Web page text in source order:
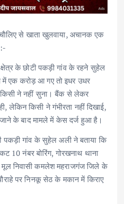
से खाता खुलवाया, अचानक एक
के छोटी पकड़ी गांव के रहने सुहेल
में एक करोड़ आ गए तो इधर उधर
ने नहीं सुना। बैंक से लेकर
लेकिन किसी ने गंभीरता नहीं दिखाई,
के बाद मामले में केस दर्ज हुआ है।
पकड़ी गांव के सुहेल अली ने बताया कि
10 नंबर बोरिंग, गोरखनाथ थाना
मूल निवासी कमलेश महराजगंज जिले के
पर निनकू सेठ के मकान में किराए